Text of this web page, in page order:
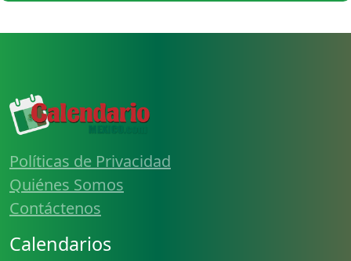
Políticas de Privacidad
Quiénes Somos
Contáctenos
Calendarios